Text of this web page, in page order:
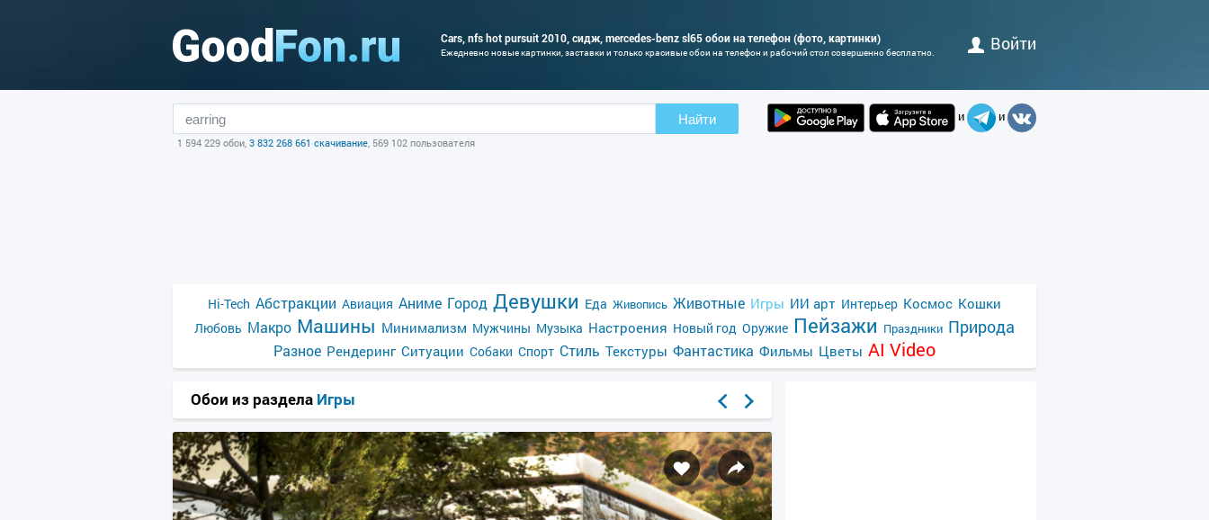
Cars, nfs hot pursuit 2010, сидж, mercedes-benz sl65 обои на телефон (фото, картинки)
Ежедневно новые картинки, заставки и только красивые обои на телефон и рабочий стол совершенно бесплатно. Войти
Найти
1 594 229 обои, 3 832 268 661 скачивание, 569 102 пользователя
и и
Hi-Tech Абстракции Авиация Аниме Город Девушки Еда Живопись Животные Игры ИИ арт Интерьер Космос Кошки
Любовь Макро Машины Минимализм Мужчины Музыка Настроения Новый год Оружие Пейзажи Праздники Природа
Разное Рендеринг Ситуации Собаки Спорт Стиль Текстуры Фантастика Фильмы Цветы AI Video
Обои из раздела Игры